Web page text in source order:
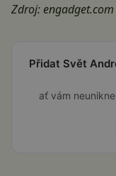
Zdroj:engadget.com
Přidat Svět
ať vám